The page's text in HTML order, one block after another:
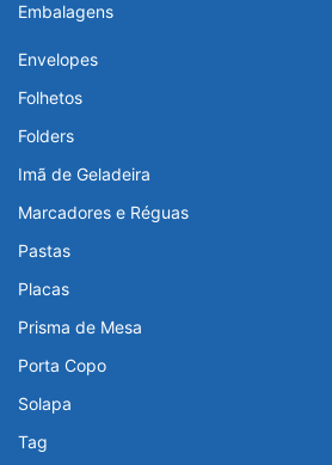
Embalagens
Envelopes
Folhetos
Folders
Imã de Geladeira
Marcadores e Réguas
Pastas
Placas
Prisma de Mesa
Porta Copo
Solapa
Tag